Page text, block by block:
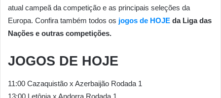
atual campeã da competição e as principais seleções da
Europa. Confira também todos os jogos de HOJE da Liga das
Nações e outras competições.
JOGOS DE HOJE
11:00 Cazaquistão x Azerbaijão Rodada 1
13:00 Letônia x Andorra Rodada 1